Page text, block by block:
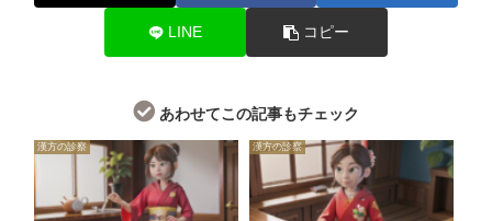
LINE コピー
あわせてこの記事もチェック
漢方の診察 漢方の診察